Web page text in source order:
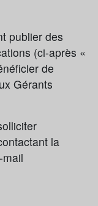
publier des
(ci-après «
de
Gérants
la